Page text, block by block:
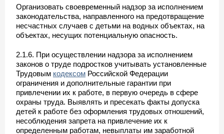
Организовать своевременный надзор за исполнением
законодательства, направленного на предотвращение
несчастных случаев с детьми на водных объектах, на
объектах, несущих потенциальную опасность.
2.1.6. При осуществлении надзора за исполнением
законов о труде подростков учитывать установленные
Трудовым кодексом Российской Федерации
ограничения и дополнительные гарантии при
привлечении их к работе, в первую очередь в сфере
охраны труда. Выявлять и пресекать факты допуска
детей к работе без оформления трудовых отношений,
несоблюдения запрета на привлечение их к
определенным работам, невыплаты им заработной